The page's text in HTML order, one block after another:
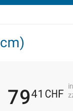
7941 CHF